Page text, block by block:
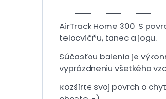
AirTrack Home 300. S
telocvičňu, tanec a jogu.
Súčasťou balenia je
vyprázdneniu všetkého
Rozšírte svoj povrch o